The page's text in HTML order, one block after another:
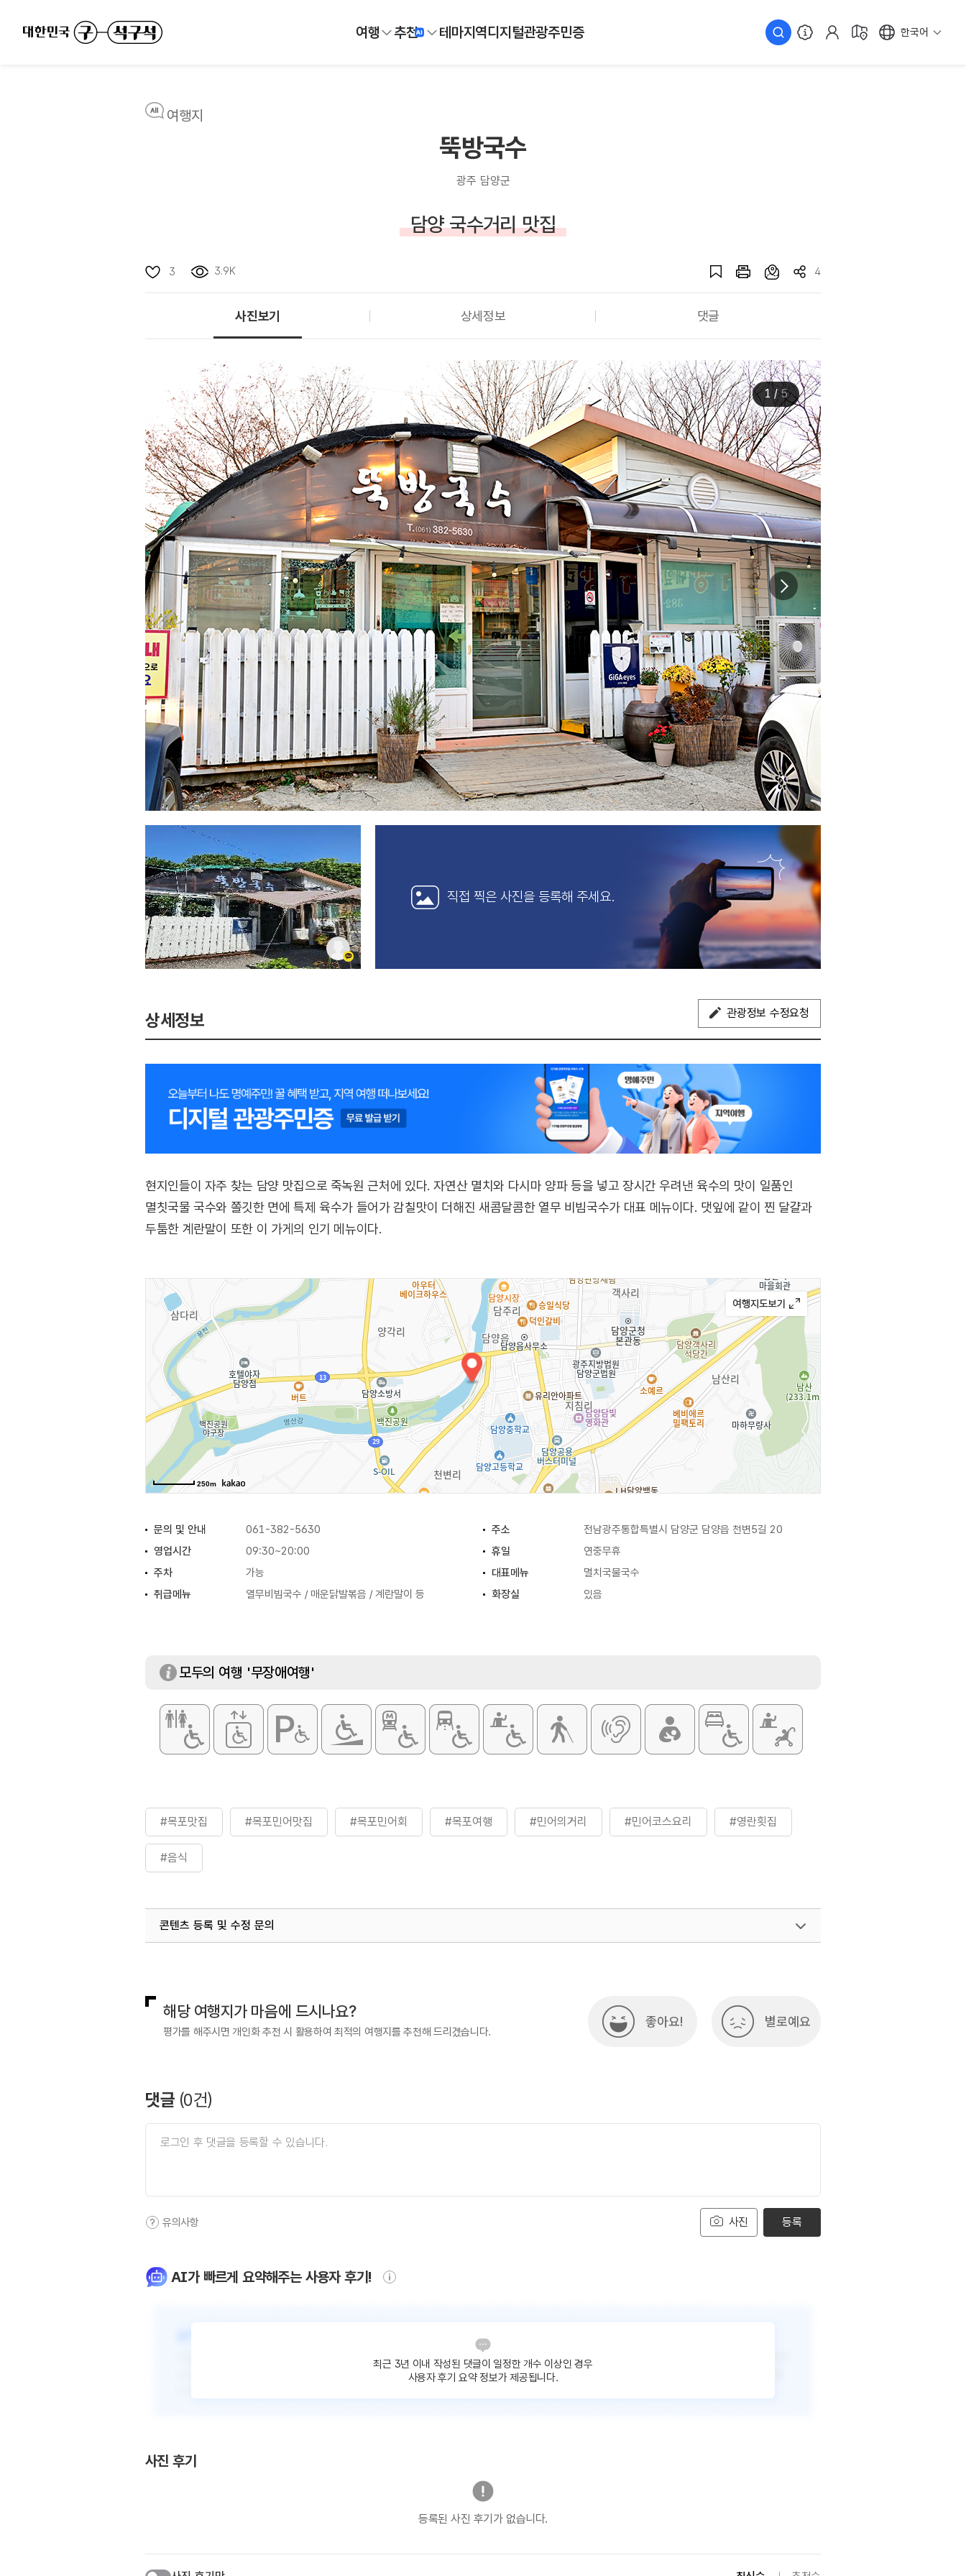
여행 추천 테마지역디지털관광주민증 한국어
여행지
뚝방국수
광주 담양군
담양 국수거리 맛집
3 3.9K 4
사진보기 상세정보 댓글
1/5
직접 찍은 사진을등록해 주세요.
상세정보 관광정보 수정요청
현지인들이 자주 찾는 담양 맛집으로 죽녹원 근처에 있다. 자연산 멸치와 다시마 양파 등을 넣고 장시간 우려낸 육수의 맛이 일품인
멸칫국물 국수와 쫄깃한 면에 특제 육수가 들어가 감칠맛이 더해진 새콤달콤한 열무 비빔국수가 대표 메뉴이다. 댓잎에 같이 찐 달걀과
두툼한 계란말이 또한 이 가게의 인기 메뉴이다.
250m
문의 및 안내 061-382-5630 주소
전남광주통합특별시 담양군 담양읍 천변5길 20
영업시간
09:30~20:00 휴일
연중무휴
주차
가능 대표메뉴
멸치국물국수
취급메뉴
열무비빔국수 / 매운닭발볶음 / 계란말이 등 화장실 있음
모두의 여행 '무장애여행'
#목포맛집 #목포민어맛집 #목포민어회 #목포여행 #민어의거리 #민어코스요리 #영란횟집
#음식
콘텐츠 등록 및 수정 문의
해당 여행지가 마음에 드시나요?
평가를 해주시면 개인화 추천 시 활용하여 최적의 여행지를 추천해 드리겠습니다.
좋아요! 별로예요
댓글 (0건)
사진
유의사항 등록
AI가 빠르게 요약해주는 사용자 후기!
최근 3년 이내 작성된 댓글이 일정한 개수 이상인 경우
사용자 후기 요약 정보가 제공됩니다.
사진 후기
등록된 사진 후기가 없습니다.